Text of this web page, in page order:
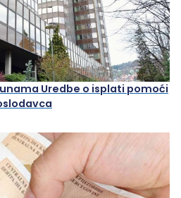
Uredbe o isplati pomoći